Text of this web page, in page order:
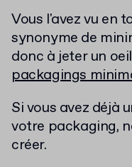
Vous l'avez vu en
synonyme de
donc à jeter un
packagings
Si vous avez déjà
votre packaging,
créer.